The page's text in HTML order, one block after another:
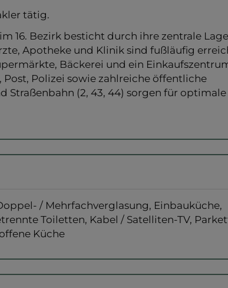
tätig.
16. Bezirk besticht durch ihre zentrale
Apotheke und Klinik sind fußläufig
Bäckerei und ein
Polizei sowie zahlreiche öffentliche
Straßenbahn (2, 43, 44) sorgen für optimale
/ Mehrfachverglasung Einbauküche
Toiletten Kabel / Satelliten-TV
Küche